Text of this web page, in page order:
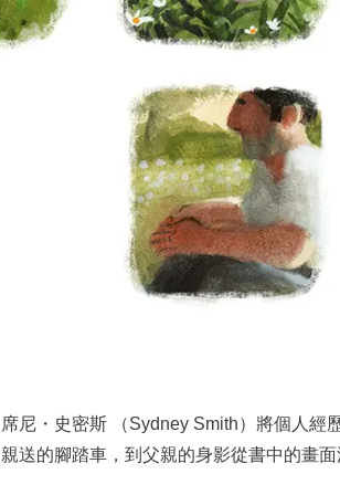
尼・史密斯 （Sydney Smith）將個人經
送的腳踏車，到父親的身影從書中的畫面